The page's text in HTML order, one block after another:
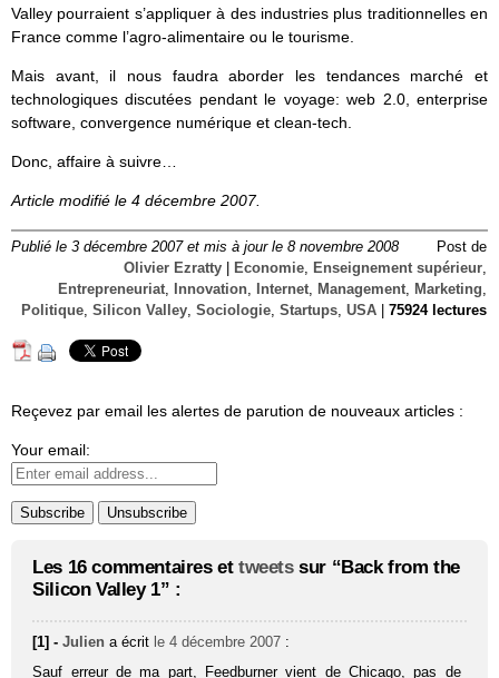
Valley pourraient s’appliquer à des industries plus traditionnelles en
France comme l’agro-alimentaire ou le tourisme.
Mais avant, il nous faudra aborder les tendances marché et
technologiques discutées pendant le voyage: web 2.0, enterprise
software, convergence numérique et clean-tech.
Donc, affaire à suivre…
Article modifié le 4 décembre 2007.
Publié le 3 décembre 2007 et mis à jour le 8 novembre 2008
Post de
Olivier Ezratty
Economie, Enseignement supérieur,
Entrepreneuriat, Innovation, Internet, Management, Marketing,
Politique, Silicon Valley, Sociologie, Startups, USA 75924 lectures
Reçevez par email les alertes de parution de nouveaux articles :
Your email:
Les 16 commentaires et tweetssur “Back from the
Silicon Valley 1” :
[1] -Julien a écrit le 4 décembre 2007 :
Sauf erreur de ma part, Feedburner vient de Chicago, pas de